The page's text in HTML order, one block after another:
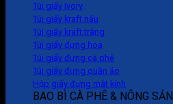
Túi giấy Ivory
Túi giấy kraft nâu
Túi giấy kraft trắng
Túi giấy đựng hoa
Túi giấy đựng cà phê
Túi giấy đựng quần áo
Hộp giấy đựng mắt kính
BAO BÌ CÀ PHÊ & NÔNG SẢN